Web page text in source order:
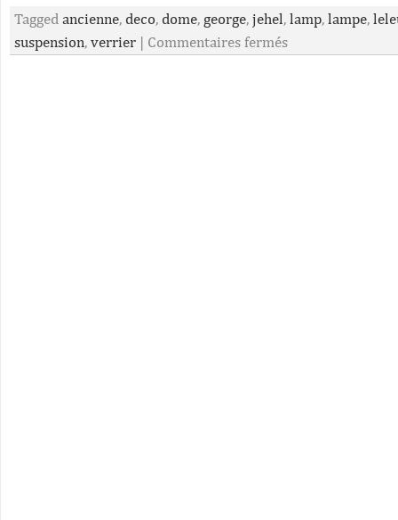
Tagged ancienne, deco, dome, george, jehel, lamp, lampe,
suspension, verrier | Commentaires fermés